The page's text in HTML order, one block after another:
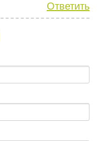
Ответить